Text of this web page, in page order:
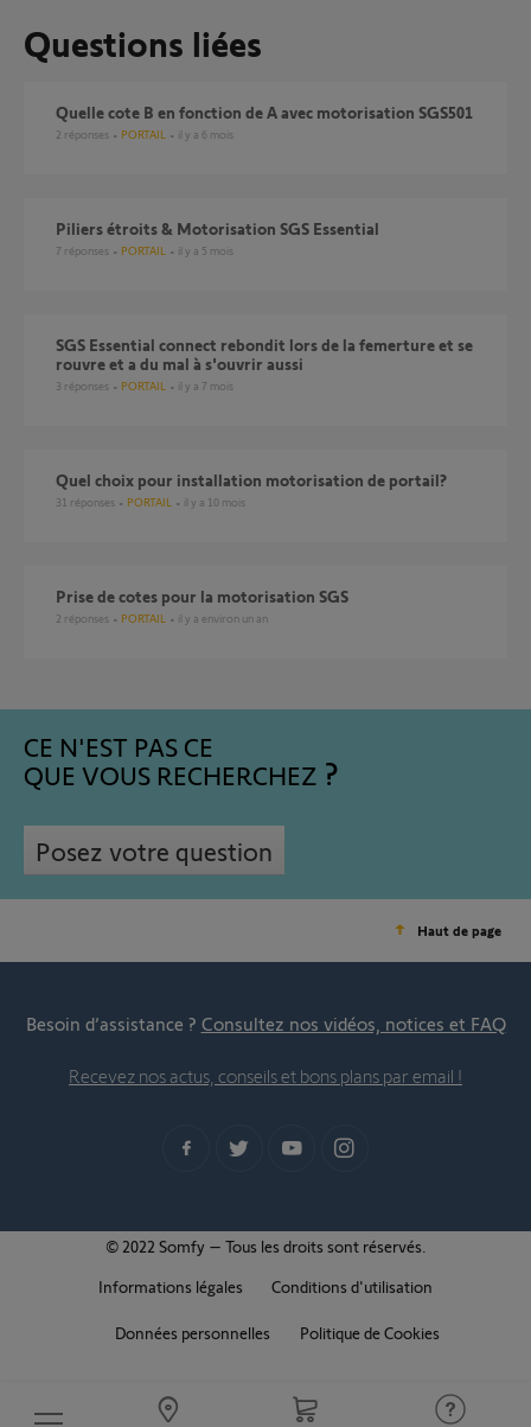
Questions liées
Quelle cote B en fonction de A avec motorisation SGS501
2 réponses PORTAIL il y a 6 mois
Piliers étroits & Motorisation SGS Essential
7 réponses PORTAIL il y a 5 mois
SGS Essential connect rebondit lors de la femerture et se
rouvre et a du mal à s'ouvrir aussi
3 réponses PORTAIL il y a 7 mois
Quel choix pour installation motorisation de portail?
31 réponses PORTAIL il y a 10 mois
Prise de cotes pour la motorisation SGS
2 réponses PORTAIL il y a environ un an
CE N'EST PAS CE
QUE VOUS RECHERCHEZ
Posez votre question
Haut de page
Besoin d’assistance ? Consultez nos vidéos, notices et FAQ
Recevez nos actus, conseils et bons plans par email !
© 2022 Somfy – Tous les droits sont réservés.
Informations légales
Conditions d'utilisation
Données personnelles Politique de Cookies